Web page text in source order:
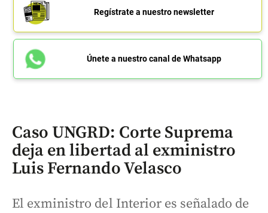
Regístrate a nuestro newsletter
Únete a nuestro canal de Whatsapp
Caso UNGRD: Corte Suprema
deja en libertad al exministro
Luis Fernando Velasco
El exministro del Interior es señalado de